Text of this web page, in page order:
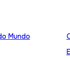
Mundo